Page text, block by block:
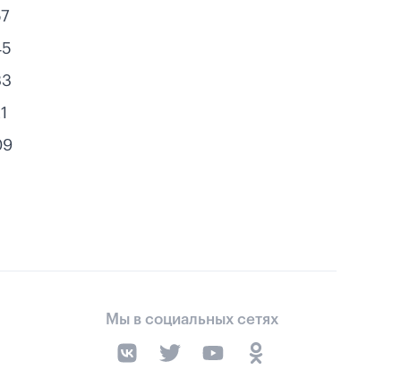
Мы в социальных сетях